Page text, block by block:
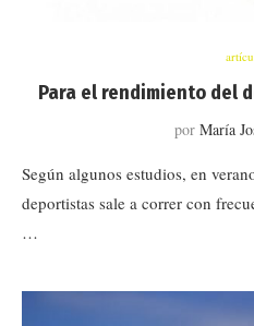
Para el rendimiento del
por María
Según algunos estudios, en
deportistas sale a correr con
…